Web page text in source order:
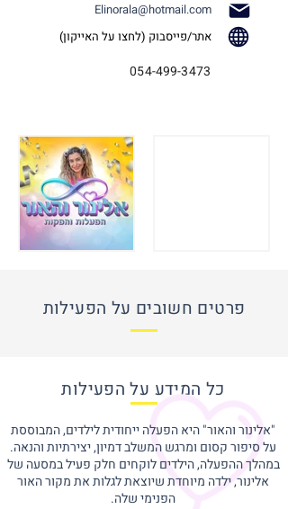
Elinorala@hotmail.com
אתר/פייסבוק (לחצו על האייקון)
054-499-3473
פרטים חשובים על הפעילות
כל המידע על הפעילות
"אלינור והאור" היא הפעלה ייחודית לילדים, המבוססת
על סיפור קסום ומרגש המשלב דמיון, יצירתיות והנאה.
במהלך ההפעלה, הילדים לוקחים חלק פעיל במסעה של
אלינור, ילדה מיוחדת שיוצאת לגלות את מקור האור
הפנימי שלה.